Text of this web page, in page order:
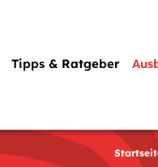
Tipps & Ratgeber